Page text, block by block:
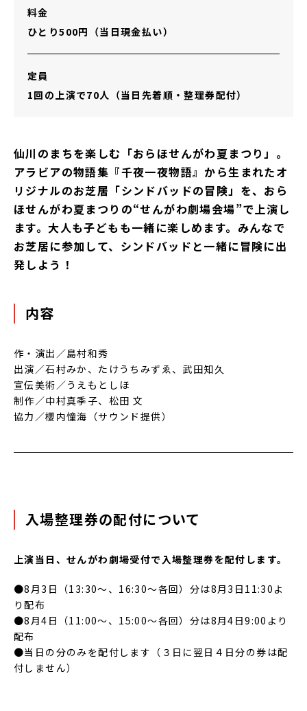
料金
ひとり500円（当日現金払い）
定員
1回の上演で70人（当日先着順・整理券配付）
仙川のまちを楽しむ「おらほせんがわ夏まつり」。
アラビアの物語集『千夜一夜物語』から生まれたオ
リジナルのお芝居「シンドバッドの冒険」を、おら
ほせんがわ夏まつりの“せんがわ劇場会場”で上演し
ます。大人も子どもも一緒に楽しめます。みんなで
お芝居に参加して、シンドバッドと一緒に冒険に出
発しよう！
内容
作・演出／島村和秀
出演／石村みか、たけうちみずゑ、武田知久
宣伝美術／うえもとしほ
制作／中村真季子、松田 文
協力／櫻内憧海（サウンド提供）
入場整理券の配付について
上演当日、せんがわ劇場受付で入場整理券を配付します。
●8月3日（13:30～、16:30～各回）分は8月3日11:30よ
り配布
●8月4日（11:00～、15:00～各回）分は8月4日9:00より
配布
●当日の分のみを配付します（３日に翌日４日分の券は配
付しません）